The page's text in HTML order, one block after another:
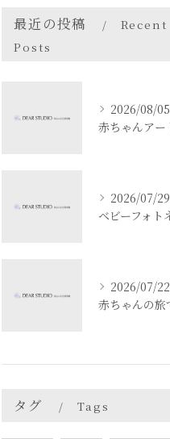
最近の投稿
Recent
Posts
2026/08/05
2026/07/29
2026/07/22
タグ Tags